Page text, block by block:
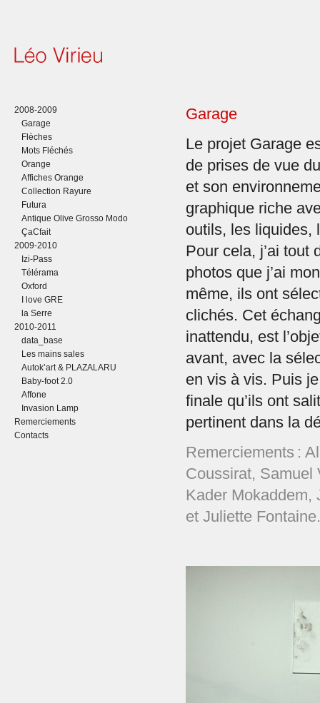
2008-2009
Garage
Flèches
Mots Fléchés
Orange
Affiches Orange
Collection Rayure
Futura
Antique Olive Grosso Modo
ÇaCfait
2009-2010
Izi-Pass
Télérama
Oxford
I love GRE
la Serre
2010-2011
data_base
Les mains sales
Autok’art & PLAZALARU
Baby-foot 2.0
Affone
Invasion Lamp
Remerciements
Contacts
Garage
Le projet Garage
de prises de vue
et son
graphique riche
outils, les
Pour cela, j’ai tout
photos que j’ai
même, ils ont
clichés. Cet
inattendu, est
avant, avec la
en vis à vis. Puis
finale qu’ils ont
pertinent dans la
Remerciements :
Coussirat, Samuel
Kader Mokaddem,
et Juliette Fontaine.